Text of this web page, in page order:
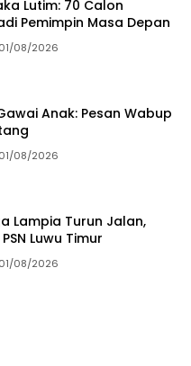
Lutim: 70 Calon
Pemimpin Masa Depan
01/08/2026
Anak: Pesan Wabup
01/08/2026
Lampia Turun Jalan,
Luwu Timur
01/08/2026